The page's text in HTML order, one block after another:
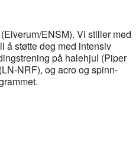
ENSM). Vi stiller med
å støtte deg med intensiv
på halehjul (Piper
NRF), og acro og spinn-